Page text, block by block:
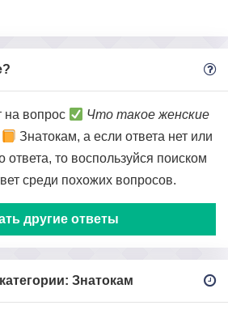
на вопрос
Что такое женские
Знатокам, а если ответа нет или
ответа, то воспользуйся поиском
среди похожих вопросов.
другие ответы
Знатокам